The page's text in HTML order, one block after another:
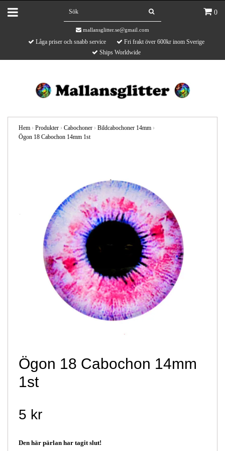
0
mallansglitter.se@gmail.com
Låga priser och snabb service
Fri frakt över 600kr inom Sverige
Ships Worldwide
Hem › Produkter › Cabochoner › Bildcabochoner 14mm ›
Ögon 18 Cabochon 14mm 1st
Ögon 18 Cabochon 14mm
1st
5 kr
Den här pärlan har tagit slut!